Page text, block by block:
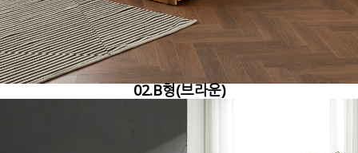
02.B형(브라운)